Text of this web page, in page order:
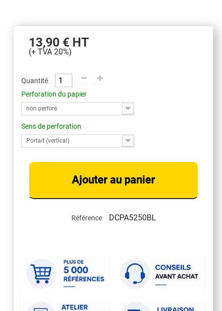
13,90 € HT
(+ TVA 20%)
Quantité
Perforation du papier
non perforé
Sens de perforation
Portait (vertical)
Ajouter au panier
Référence DCPA5250BL